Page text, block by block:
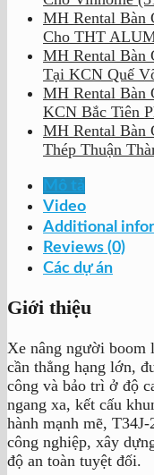
MH Rental Bàn
Cho THT
MH Rental Bàn
Tại KCN Quế
MH Rental Bàn
KCN Bắc Tiên
MH Rental Bàn
Thép Thuận
Mô tả
Video
Additional
Reviews (0)
Các dự án
Giới thiệu
Xe nâng người boom
cần thẳng hạng lớn,
công và bảo trì ở độ
ngang xa, kết cấu
hành mạnh mẽ,
công nghiệp, xây
độ an toàn tuyệt đối.